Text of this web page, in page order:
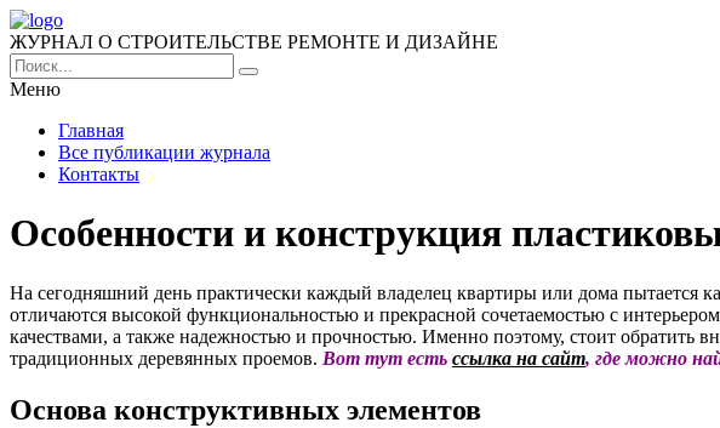
ЖУРНАЛ О СТРОИТЕЛЬСТВЕ РЕМОНТЕ И ДИЗАЙНЕ
Меню
Главная
Все публикации журнала
Контакты
Особенности и конструкция
На сегодняшний день практически каждый владелец квартиры или дома
отличаются высокой функциональностью и прекрасной сочетаемостью с
качествами, а также надежностью и прочностью. Именно поэтому, стоит обратить
традиционных деревянных проемов. Вот тут есть ссылка на сайт, где можно
Основа конструктивных элементов